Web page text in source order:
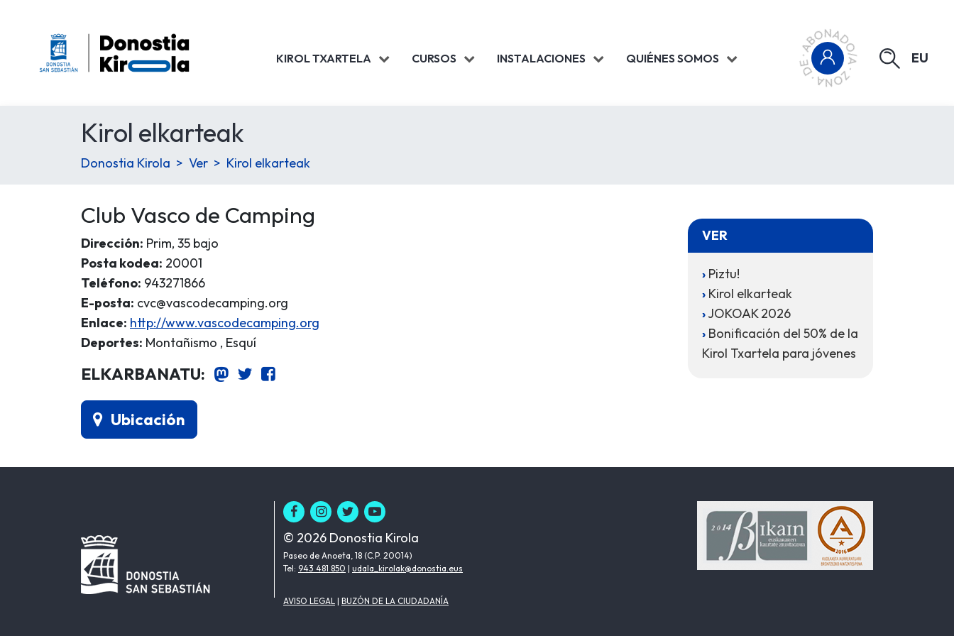
KIROL TXARTELA CURSOS INSTALACIONES QUIÉNES SOMOS EU
Kirol elkarteak
Donostia Kirola Ver Kirol elkarteak
Club Vasco de Camping
Dirección: Prim, 35 bajo
Posta kodea: 20001
Teléfono: 943271866
E-posta: cvc@vascodecamping.org
Enlace: http://www.vascodecamping.org
Deportes: Montañismo , Esquí
ELKARBANATU:
Ubicación
VER
Piztu!
Kirol elkarteak
JOKOAK 2026
Bonificación del 50% de la
Kirol Txartela para jóvenes
© 2026 Donostia Kirola
Paseo de Anoeta, 18 (C.P. 20014)
Tel: 943 481 850 | udala_kirolak@donostia.eus
AVISO LEGAL | BUZÓN DE LA CIUDADANÍA